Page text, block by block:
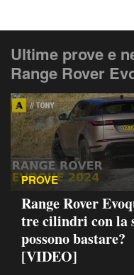
Ultime prove e
Range Rover
PROVE
Range Rover
tre cilindri con la
possono bastare?
[VIDEO]